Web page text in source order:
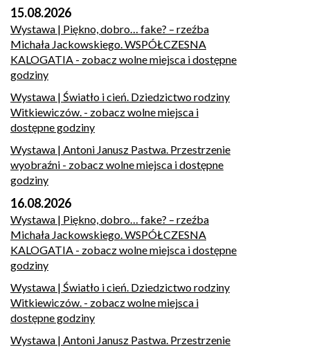
15.08.2026
Wystawa | Piękno, dobro… fake? – rzeźba
Michała Jackowskiego. WSPÓŁCZESNA
KALOGATIA - zobacz wolne miejsca i dostępne
godziny
Wystawa | Światło i cień. Dziedzictwo rodziny
Witkiewiczów. - zobacz wolne miejsca i
dostępne godziny
Wystawa | Antoni Janusz Pastwa. Przestrzenie
wyobraźni - zobacz wolne miejsca i dostępne
godziny
16.08.2026
Wystawa | Piękno, dobro… fake? – rzeźba
Michała Jackowskiego. WSPÓŁCZESNA
KALOGATIA - zobacz wolne miejsca i dostępne
godziny
Wystawa | Światło i cień. Dziedzictwo rodziny
Witkiewiczów. - zobacz wolne miejsca i
dostępne godziny
Wystawa | Antoni Janusz Pastwa. Przestrzenie